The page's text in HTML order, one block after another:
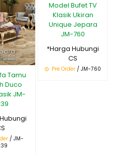
Tamu
Duco
JM-
/ JM-
Model Bufet TV
Klasik Ukiran
Unique Jepara
JM-760
*Harga Hubungi
CS
Pre Order / JM-760